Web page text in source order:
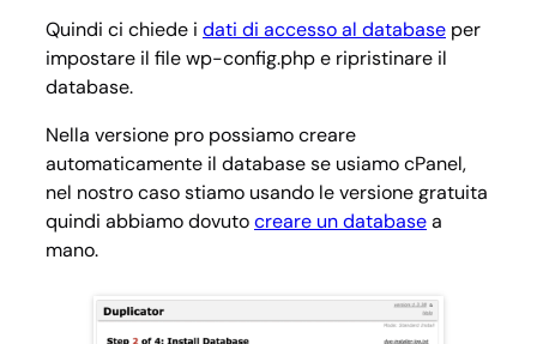
Quindi ci chiede i dati di accesso al database per
impostare il file wp-config.php e ripristinare il
database.
Nella versione pro possiamo creare
automaticamente il database se usiamo cPanel,
nel nostro caso stiamo usando le versione gratuita
quindi abbiamo dovutocreare un databasea
mano.